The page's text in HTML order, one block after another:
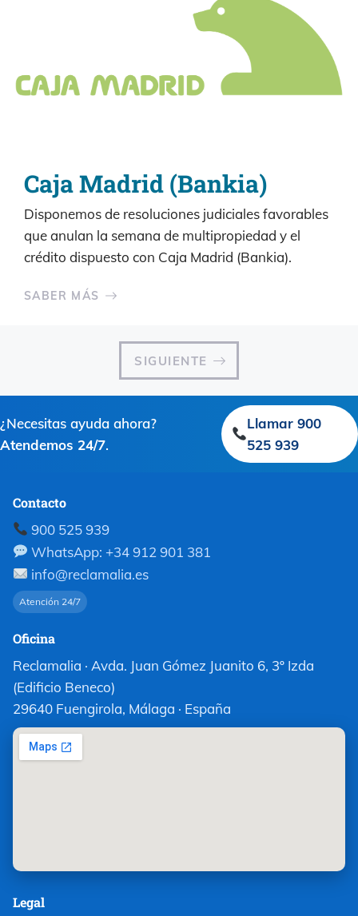
Caja Madrid (Bankia)
Disponemos de resoluciones judiciales favorables
que anulan la semana de multipropiedad y el
crédito dispuesto con Caja Madrid (Bankia).
SABER MÁS
SIGUIENTE
¿Necesitas ayuda ahora?
Atendemos 24/7.
Llamar 900
525 939
Contacto
900 525 939
WhatsApp: +34 912 901 381
info@reclamalia.es
Atención 24/7
Oficina
Reclamalia · Avda. Juan Gómez Juanito 6, 3º Izda
(Edificio Beneco)
29640 Fuengirola, Málaga · España
Legal